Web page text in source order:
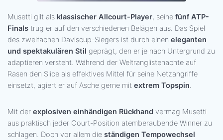
Musetti gilt als klassischer Allcourt-Player, seine fünf ATP-
Finals trug er auf den verschiedenen Belägen aus. Das Spiel
des zweifachen Daviscup-Siegers ist durch einen eleganten
und spektakulären Stil geprägt, den er je nach Untergrund zu
adaptieren versteht. Während der Weltranglistenachte auf
Rasen den Slice als effektives Mittel für seine Netzangriffe
einsetzt, agiert er auf Asche gerne mit extrem Topspin.
Mit der explosiven einhändigen Rückhand vermag Musetti
aus praktisch jeder Court-Position atemberaubende Winner zu
schlagen. Doch vor allem die ständigen Tempowechsel